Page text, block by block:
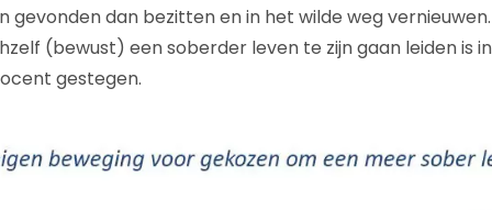
gevonden dan bezitten en in het wilde weg
(bewust) een soberder leven te zijn gaan leiden is
gestegen.